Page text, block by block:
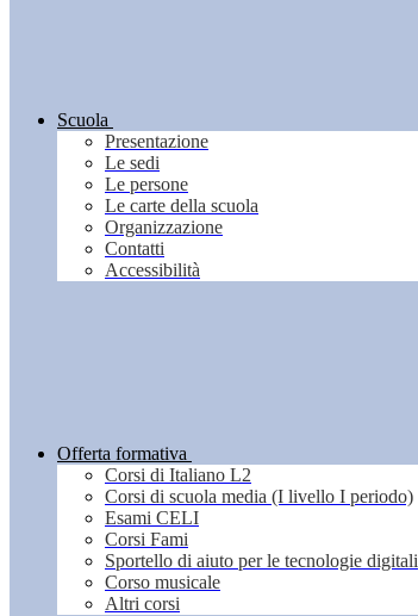
Scuola
Presentazione
Le sedi
Le persone
Le carte della scuola
Organizzazione
Contatti
Accessibilità
Offerta formativa
Corsi di Italiano L2
Corsi di scuola media (I livello I periodo)
Esami CELI
Corsi Fami
Sportello di aiuto per le tecnologie digitali
Corso musicale
Altri corsi